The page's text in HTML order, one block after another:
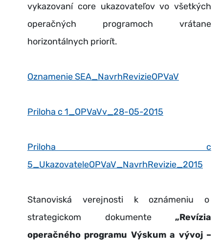
vykazovaní core ukazovateľov vo všetkých
operačných programoch vrátane
horizontálnych priorít.
Oznamenie SEA_NavrhRevizieOPVaV
Priloha c 1_OPVaVv_28-05-2015
Priloha c
5_UkazovateleOPVaV_NavrhRevizie_2015
Stanoviská verejnosti k oznámeniu o
strategickom dokumente „Revízia
operačného programu Výskum a vývoj –